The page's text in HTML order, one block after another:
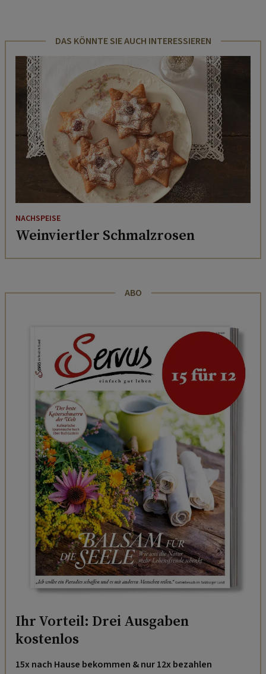
DAS KÖNNTE SIE AUCH INTERESSIEREN
NACHSPEISE
Weinviertler Schmalzrosen
ABO
Ihr Vorteil: Drei Ausgaben
kostenlos
15x nach Hause bekommen & nur 12x bezahlen